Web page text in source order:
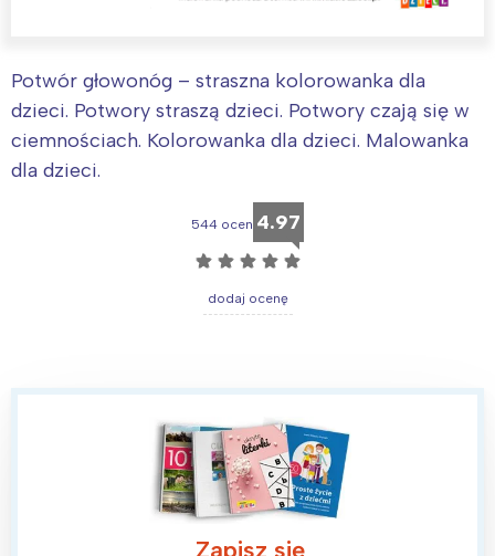
Potwór głowonóg – straszna kolorowanka dla
dzieci. Potwory straszą dzieci. Potwory czają się w
ciemnościach. Kolorowanka dla dzieci. Malowanka
dla dzieci.
544 ocen 4.97
☆ ☆ ☆ ☆ ☆
dodaj ocenę